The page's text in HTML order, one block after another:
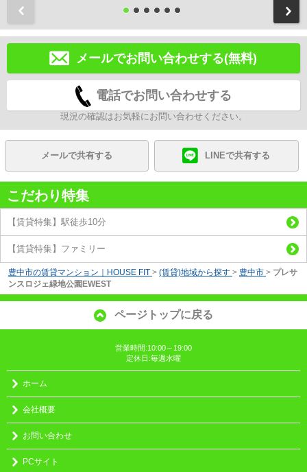
メールでお問い合わせする(無料)
電話でお問い合わせする
現況の確認はお気軽にお問い合わせください。
メールで共有する LINEで共有する
こだわり特集
【賃貸特集】駅徒歩10分
【賃貸特集】ファミリー
豊中市の賃貸マンション｜HOUSE FIT > (賃貸)地域から探す > 豊中市 > プレサ
ンスロジェ緑地公園EWEST
ページトップに戻る
営業時間:10:00～19:00
定休日:毎週水曜
ホーム
会社概要
お問い合わせ
PCサイト